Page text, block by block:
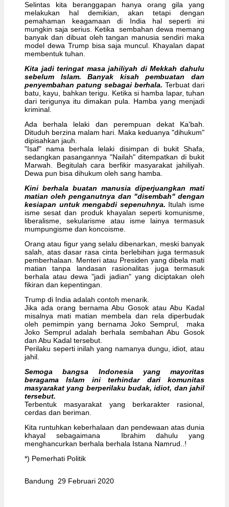
Selintas kita beranggapan hanya orang gila yang
melakukan hal demikian, akan tetapi dengan
pemahaman keagamaan di India hal seperti ini
mungkin saja serius. Ketika sembahan dewa memang
banyak dan dibuat oleh tangan manusia sendiri maka
model dewa Trump bisa saja muncul. Khayalan dapat
membentuk tuhan.
Kita jadi teringat masa jahiliyah di Mekkah dahulu
sebelum Islam. Banyak kisah pembuatan dan
penyembahan patung sebagai berhala. Terbuat dari
batu, kayu, bahkan terigu. Ketika si hamba lapar, tuhan
dari terigunya itu dimakan pula. Hamba yang menjadi
kriminal.
Ada berhala lelaki dan perempuan dekat Ka'bah.
Dituduh berzina malam hari. Maka keduanya "dihukum"
dipisahkan jauh.
"Isaf" nama berhala lelaki disimpan di bukit Shafa,
sedangkan pasangannya "Nailah" ditempatkan di bukit
Marwah. Begitulah cara berfikir masyarakat jahiliyah.
Dewa pun bisa dihukum oleh sang hamba.
Kini berhala buatan manusia diperjuangkan mati
matian oleh penganutnya dan "disembah" dengan
kesiapan untuk mengabdi sepenuhnya. Itulah isme
isme sesat dan produk khayalan seperti komunisme,
liberalisme, sekularisme atau isme lainya termasuk
mumpungisme dan koncoisme.
Orang atau figur yang selalu dibenarkan, meski banyak
salah, atas dasar rasa cinta berlebihan juga termasuk
pemberhalaan. Menteri atau Presiden yang dibela mati
matian tanpa landasan rasionalitas juga termasuk
berhala atau dewa "jadi jadian" yang diciptakan oleh
fikiran dan kepentingan.
Trump di India adalah contoh menarik.
Jika ada orang bernama Abu Gosok atau Abu Kadal
misalnya mati matian membela dan rela diperbudak
oleh pemimpin yang bernama Joko Semprul, maka
Joko Semprul adalah berhala sembahan Abu Gosok
dan Abu Kadal tersebut.
Perilaku seperti inilah yang namanya dungu, idiot, atau
jahil.
Semoga bangsa Indonesia yang mayoritas
beragama Islam ini terhindar dari komunitas
masyarakat yang berperilaku budak, idiot, dan jahil
tersebut.
Terbentuk masyarakat yang berkarakter rasional,
cerdas dan beriman.
Kita runtuhkan keberhalaan dan pendewaan atas dunia
khayal sebagaimana Ibrahim dahulu yang
menghancurkan berhala berhala Istana Namrud..!
*) Pemerhati Politik
Bandung 29 Februari 2020